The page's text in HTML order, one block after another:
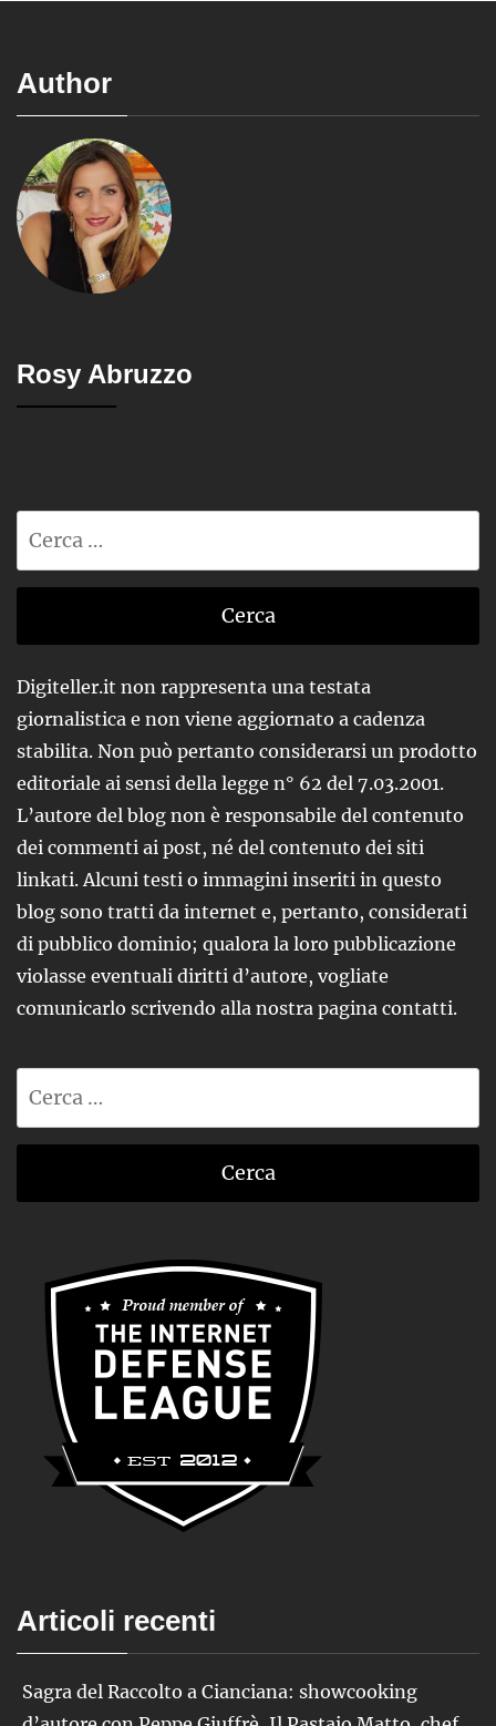
Author
Rosy Abruzzo
Digiteller.it non rappresenta una testata
giornalistica e non viene aggiornato a cadenza
stabilita. Non può pertanto considerarsi un prodotto
editoriale ai sensi della legge n° 62 del 7.03.2001.
L’autore del blog non è responsabile del contenuto
dei commenti ai post, né del contenuto dei siti
linkati. Alcuni testi o immagini inseriti in questo
blog sono tratti da internet e, pertanto, considerati
di pubblico dominio; qualora la loro pubblicazione
violasse eventuali diritti d’autore, vogliate
comunicarlo scrivendo alla nostra pagina contatti.
Articoli recenti
Sagra del Raccolto a Cianciana: showcooking